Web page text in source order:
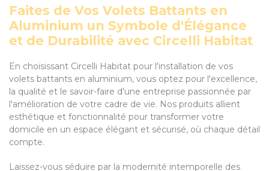
Faites de Vos Volets Battants en
Aluminium un Symbole d'Élégance
et de Durabilité avec Circelli Habitat
En choisissant Circelli Habitat pour l'installation de vos
volets battants en aluminium, vous optez pour l'excellence,
la qualité et le savoir-faire d'une entreprise passionnée par
l'amélioration de votre cadre de vie. Nos produits allient
esthétique et fonctionnalité pour transformer votre
domicile en un espace élégant et sécurisé, où chaque détail
compte.
Laissez-vous séduire par la modernité intemporelle des